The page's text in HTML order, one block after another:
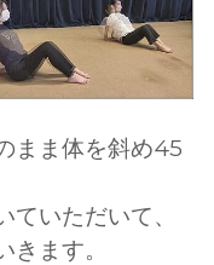
まま体を斜め45
いただいて、
ます。